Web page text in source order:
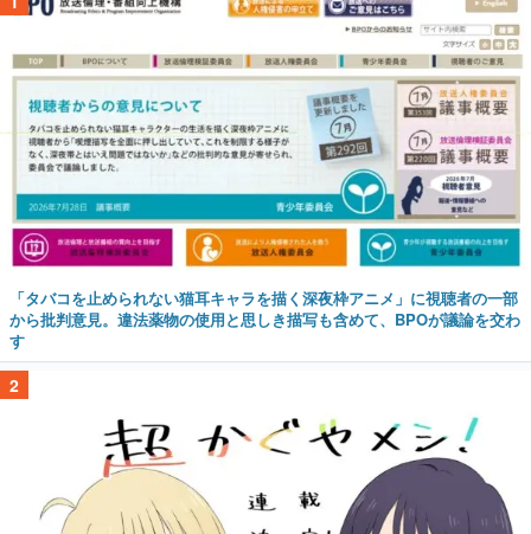
「タバコを止められない猫耳キャラを描く深夜枠アニメ」に視聴者の一部
から批判意見。違法薬物の使用と思しき描写も含めて、BPOが議論を交わ
す
2